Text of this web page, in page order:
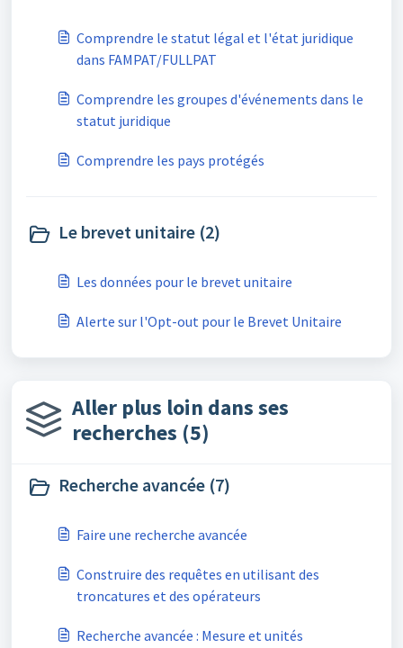
Comprendre le statut légal et l'état juridique
dans FAMPAT/FULLPAT
Comprendre les groupes d'événements dans le
statut juridique
Comprendre les pays protégés
Le brevet unitaire (2)
Les données pour le brevet unitaire
Alerte sur l'Opt-out pour le Brevet Unitaire
Aller plus loin dans ses
recherches (5)
Recherche avancée (7)
Faire une recherche avancée
Construire des requêtes en utilisant des
troncatures et des opérateurs
Recherche avancée : Mesure et unités